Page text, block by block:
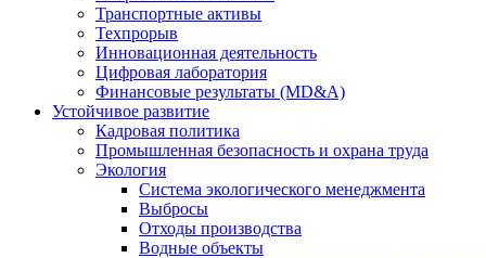
Транспортные активы
Техпрорыв
Инновационная деятельность
Цифровая лаборатория
Финансовые результаты (MD&A)
Устойчивое развитие
Кадровая политика
Промышленная безопасность и охрана труда
Экология
Система экологического менеджмента
Выбросы
Отходы производства
Водные объекты